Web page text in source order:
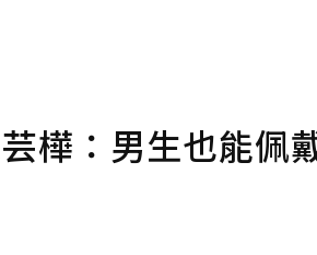
樺：男生也能佩